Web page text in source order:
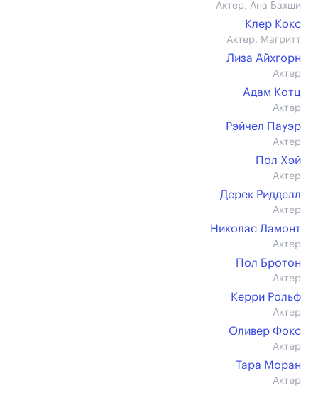
Актер, Ана Бахши
Клер Кокс
Актер, Магритт
Лиза Айхгорн
Актер
Адам Котц
Актер
Рэйчел Пауэр
Актер
Пол Хэй
Актер
Дерек Ридделл
Актер
Николас Ламонт
Актер
Пол Бротон
Актер
Керри Рольф
Актер
Оливер Фокс
Актер
Тара Моран
Актер